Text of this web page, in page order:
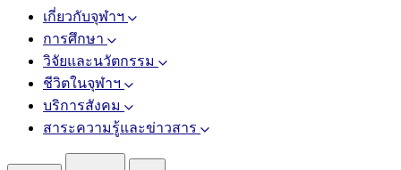
เกี่ยวกับจุฬาฯ
การศึกษา
วิจัยและนวัตกรรม
ชีวิตในจุฬาฯ
บริการสังคม
สาระความรู้และข่าวสาร